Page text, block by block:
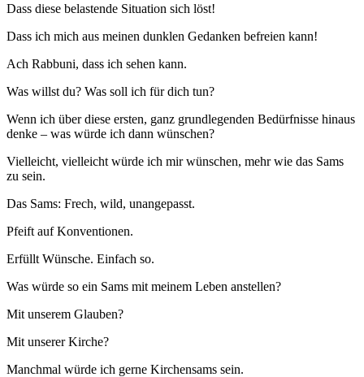
Dass diese belastende Situation sich löst!
Dass ich mich aus meinen dunklen Gedanken befreien kann!
Ach Rabbuni, dass ich sehen kann.
Was willst du? Was soll ich für dich tun?
Wenn ich über diese ersten, ganz grundlegenden Bedürfnisse hinaus
denke – was würde ich dann wünschen?
Vielleicht, vielleicht würde ich mir wünschen, mehr wie das Sams
zu sein.
Das Sams: Frech, wild, unangepasst.
Pfeift auf Konventionen.
Erfüllt Wünsche. Einfach so.
Was würde so ein Sams mit meinem Leben anstellen?
Mit unserem Glauben?
Mit unserer Kirche?
Manchmal würde ich gerne Kirchensams sein.